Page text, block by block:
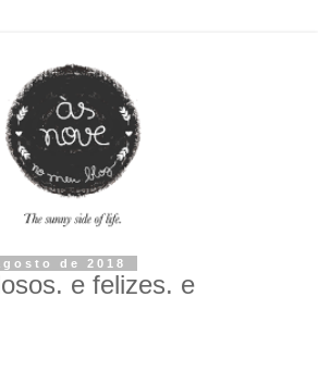
de 2018
e felizes. e